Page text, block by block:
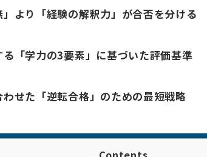
」より「経験の解釈力」が合否を分ける
る「学力の3要素」に基づいた評価基準
せた「逆転合格」のための最短戦略